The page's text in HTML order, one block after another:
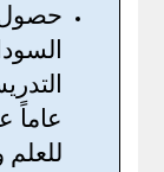
حصول
عاماً